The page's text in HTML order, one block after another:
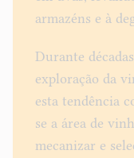
armazéns e à
Durante
exploração da
esta tendência
se a área de
mecanizar e